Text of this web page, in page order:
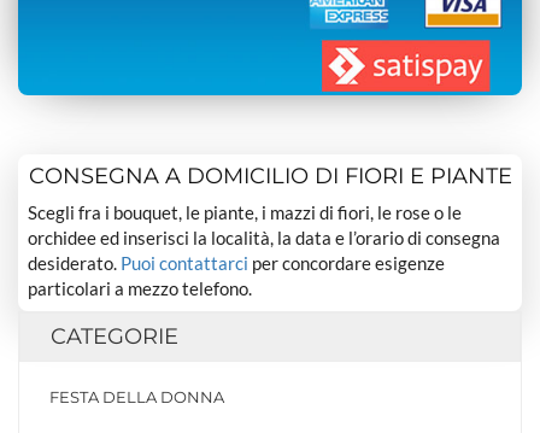
CONSEGNA A DOMICILIO DI FIORI E PIANTE
Scegli fra i bouquet, le piante, i mazzi di fiori, le rose o le
orchidee ed inserisci la località, la data e l’orario di consegna
desiderato. Puoi contattarci per concordare esigenze
particolari a mezzo telefono.
CATEGORIE
FESTA DELLA DONNA